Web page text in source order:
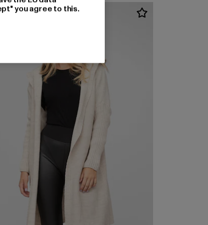
you agree to this.